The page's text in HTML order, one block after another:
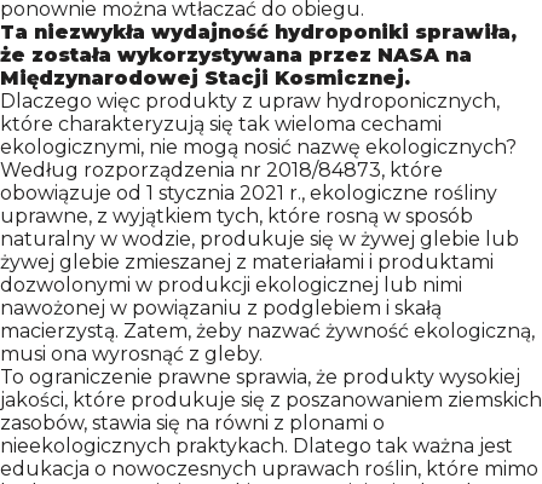
ponownie można wtłaczać do obiegu.
Ta niezwykła wydajność hydroponiki sprawiła,
że została wykorzystywana przez NASA na
Międzynarodowej Stacji Kosmicznej.
Dlaczego więc produkty z upraw hydroponicznych,
które charakteryzują się tak wieloma cechami
ekologicznymi, nie mogą nosić nazwę ekologicznych?
Według rozporządzenia nr 2018/84873, które
obowiązuje od 1 stycznia 2021 r., ekologiczne rośliny
uprawne, z wyjątkiem tych, które rosną w sposób
naturalny w wodzie, produkuje się w żywej glebie lub
żywej glebie zmieszanej z materiałami i produktami
dozwolonymi w produkcji ekologicznej lub nimi
nawożonej w powiązaniu z podglebiem i skałą
macierzystą. Zatem, żeby nazwać żywność ekologiczną,
musi ona wyrosnąć z gleby.
To ograniczenie prawne sprawia, że produkty wysokiej
jakości, które produkuje się z poszanowaniem ziemskich
zasobów, stawia się na równi z plonami o
nieekologicznych praktykach. Dlatego tak ważna jest
edukacja o nowoczesnych uprawach roślin, które mimo